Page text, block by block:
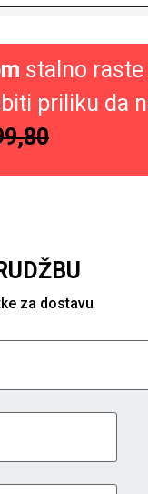
stalno
priliku da
za dostavu